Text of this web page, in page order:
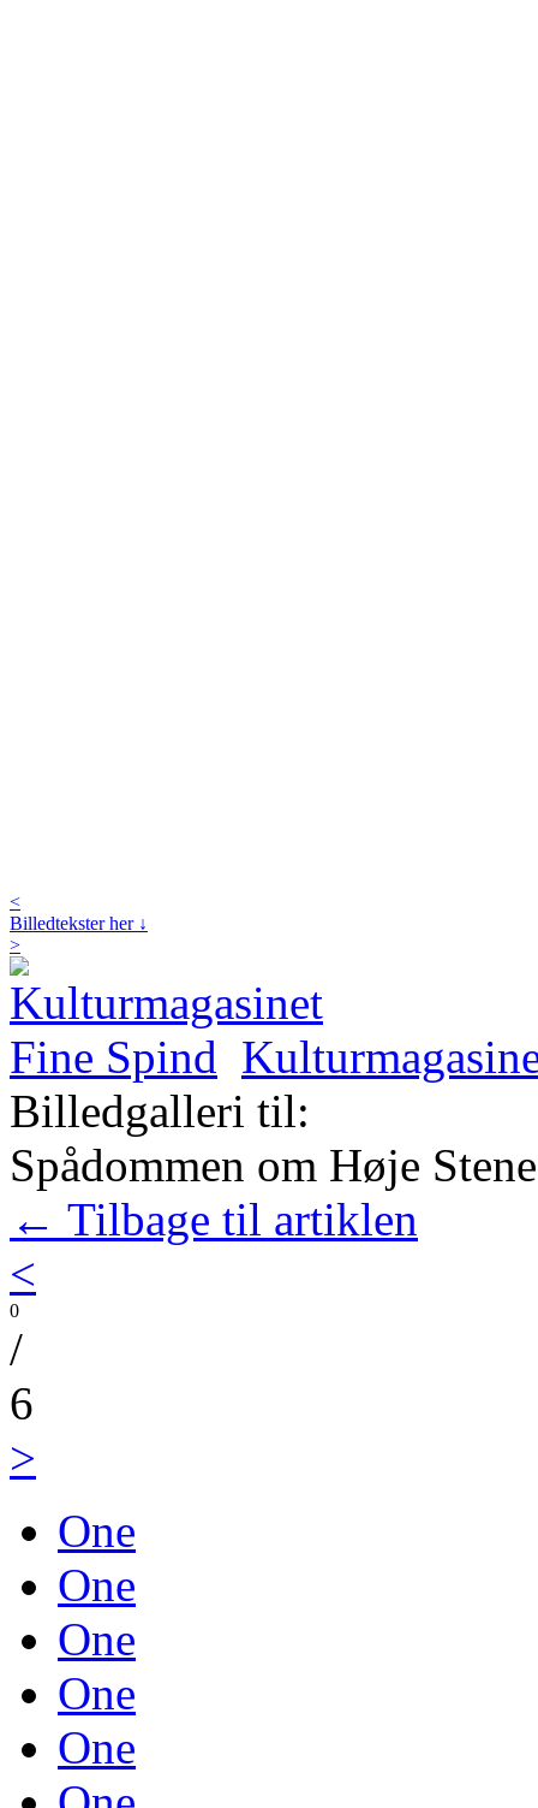
<
Billedtekster her ↓
>
Billedgalleri til:
Spådommen om Høje
← Tilbage til artiklen
<
0
/
6
>
One
One
One
One
One